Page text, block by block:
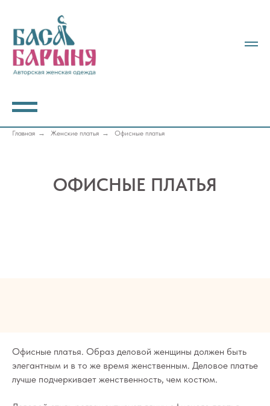
Главная → Женские платья → Офисные платья
ОФИСНЫЕ ПЛАТЬЯ
Офисные платья. Образ деловой женщины должен быть
элегантным и в то же время женственным. Деловое платье
лучше подчеркивает женственность, чем костюм.